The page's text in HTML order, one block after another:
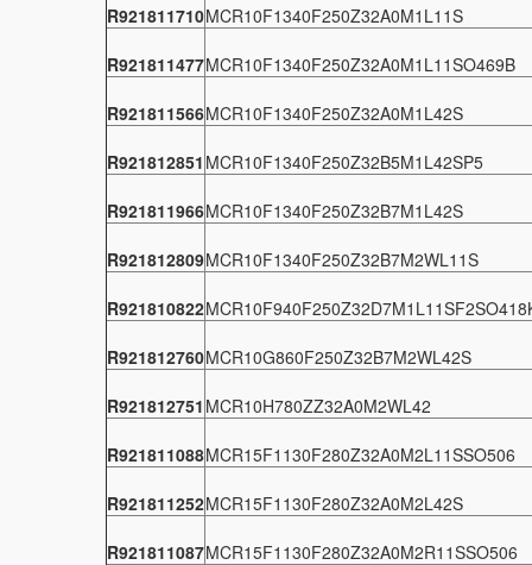
R921811710MCR10F1340F250Z32A0M1L11S
R921811477MCR10F1340F250Z32A0M1L11SO469B
R921811566MCR10F1340F250Z32A0M1L42S
R921812851 MCR10F1340F250Z32B5M1L42SP5
R921811966MCR10F1340F250Z32B7M1L42S
R921812809MCR10F1340F250Z32B7M2WL11S
R921810822
R921812760MCR10G860F250Z32B7M2WL42S
R921812751 MCR10H780ZZ32A0M2WL42
R921811088MCR15F1130F280Z32A0M2L11SSO506
R921811252MCR15F1130F280Z32A0M2L42S
R921811087MCR15F1130F280Z32A0M2R11SSO506